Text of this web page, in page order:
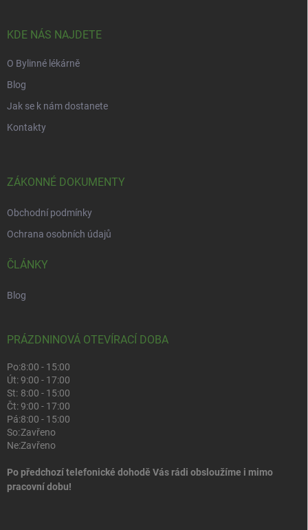
KDE NÁS NAJDETE
O Bylinné lékárně
Blog
Jak se k nám dostanete
Kontakty
ZÁKONNÉ DOKUMENTY
Obchodní podmínky
Ochrana osobních údajů
ČLÁNKY
Blog
PRÁZDNINOVÁ OTEVÍRACÍ DOBA
Po:8:00 - 15:00
Út:9:00 - 17:00
St: 8:00 - 15:00
Čt:9:00 - 17:00
Pá:8:00 - 15:00
So:Zavřeno
Ne:Zavřeno
Po předchozí telefonické dohodě Vás rádi obsloužíme i mimo
pracovní dobu!